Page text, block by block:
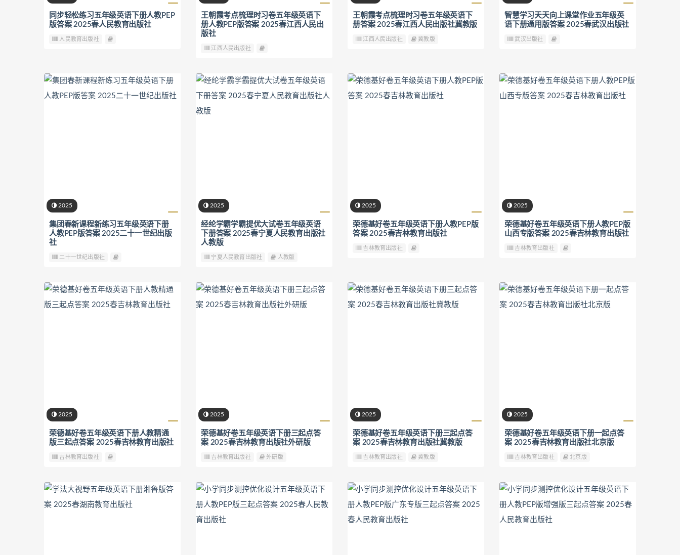
同步轻松练习五年级英语下册人教PEP
版答案 2025春人民教育出版社
人民教育出版社
王朝霞考点梳理时习卷五年级英语下
册人教PEP版答案 2025春江西人民出
版社
江西人民出版社
王朝霞考点梳理时习卷五年级英语下
册答案 2025春江西人民出版社冀教版
江西人民出版社 冀教版
智慧学习天天向上课堂作业五年级英
语下册通用版答案 2025春武汉出版社
武汉出版社
2025
集团春新课程新练习五年级英语下册
人教PEP版答案 2025二十一世纪出版
社
二十一世纪出版社
2025
经纶学霸学霸提优大试卷五年级英语
下册答案 2025春宁夏人民教育出版社
人教版
宁夏人民教育出版社 人教版
2025
荣德基好卷五年级英语下册人教PEP版
答案 2025春吉林教育出版社
吉林教育出版社
2025
荣德基好卷五年级英语下册人教PEP版
山西专版答案 2025春吉林教育出版社
吉林教育出版社
2025
荣德基好卷五年级英语下册人教精通
版三起点答案 2025春吉林教育出版社
吉林教育出版社
2025
荣德基好卷五年级英语下册三起点答
案 2025春吉林教育出版社外研版
吉林教育出版社 外研版
2025
荣德基好卷五年级英语下册三起点答
案 2025春吉林教育出版社冀教版
吉林教育出版社 冀教版
2025
荣德基好卷五年级英语下册一起点答
案 2025春吉林教育出版社北京版
吉林教育出版社 北京版